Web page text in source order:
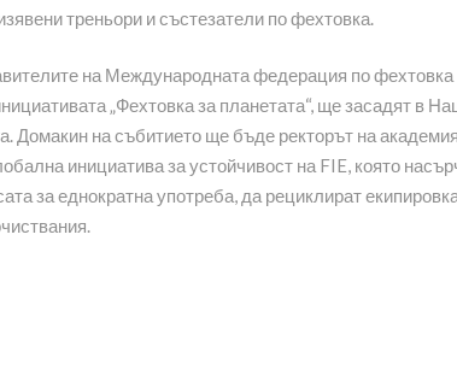
треньори и състезатели по фехтовка.
на Международната федерация по
„Фехтовка за планетата“, ще засадят в
Домакин на събитието ще бъде ректорът на
инициатива за устойчивост на FIE, която
за еднократна употреба, да рециклират